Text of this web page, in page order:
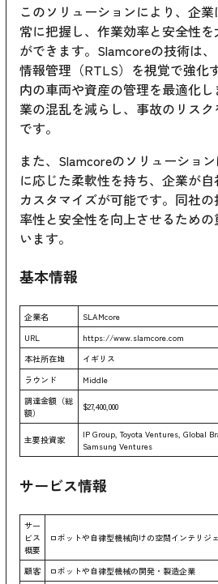
このソリューションにより、企
常に把握し、作業効率と安全性
ができます。Slamcoreの技術は
情報管理（RTLS）を視覚で強化
内の車両や資産の管理を最適化
業の混乱を減らし、事故のリス
です。
また、Slamcoreのソリューショ
に応じた柔軟性を持ち、企業が
カスタマイズが可能です。同社
率性と安全性を向上させるため
います。
基本情報
企業名
SLAMcore
URL
https://www.slamcore.com
本社所在地
イギリス
ラウンド
Middle
調達金額（総
額）
$27,400,000
主要投資家
IP Group, Toyota Ventures, Global
Samsung Ventures
サービス情報
サー
ビス
概要
ロボットや自律型機械向けの空間インテリジ
顧客
ロボットや自律型機械の開発・製造企業